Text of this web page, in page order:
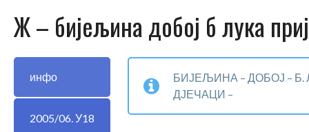
Ж – бијељина добој б лука
инфо
2005/06. У18
БИЈЕЉИНА – ДОБОЈ – Б.
ДЈЕЧАЦИ –